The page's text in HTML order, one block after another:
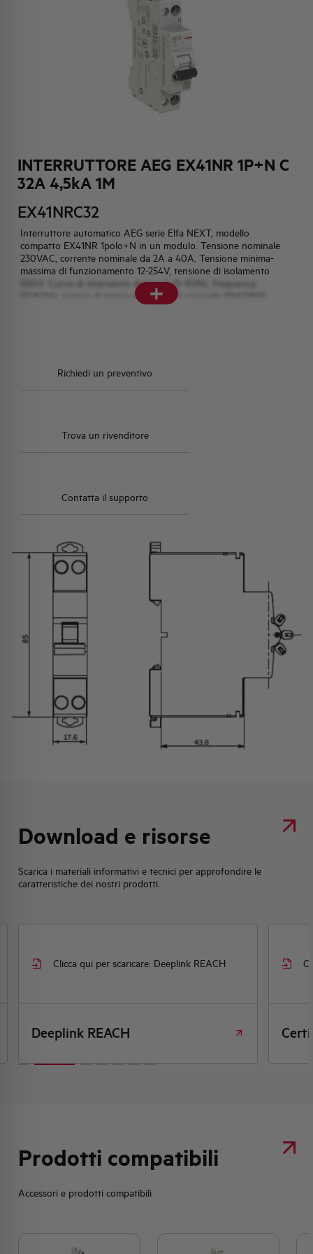
INTERRUTTORE AEG EX41NR 1P+N C
32A 4,5kA 1M
EX41NRC32
Interruttore automatico AEG serie Elfa NEXT, modello
compatto EX41NR 1polo+N in un modulo. Tensione nominale
230VAC, corrente nominale da 2A a 40A. Tensione minima-
massima di funzionamento 12-254V, tensione di isolamento
500V. Curva di intervento di tipo C (5-10IN), frequenza
50/60Hz, potere di interruzione 4,5kA secondo EN60898,
capacità di rottura 6kA secondo EN60947-2. Temperatura di
flessibile/rigido, coppia di serraggio 1,2Nm, colore RAL 7035,
+
Richiedi un preventivo
Trova un rivenditore
Contatta il supporto
Download e risorse
Scarica i materiali informativi e tecnici per approfondire le
caratteristiche dei nostri prodotti.
Clicca qui per scaricare: Deeplink REACH
Deeplink REACH
Prodotti compatibili
Accessori e prodotti compatibili